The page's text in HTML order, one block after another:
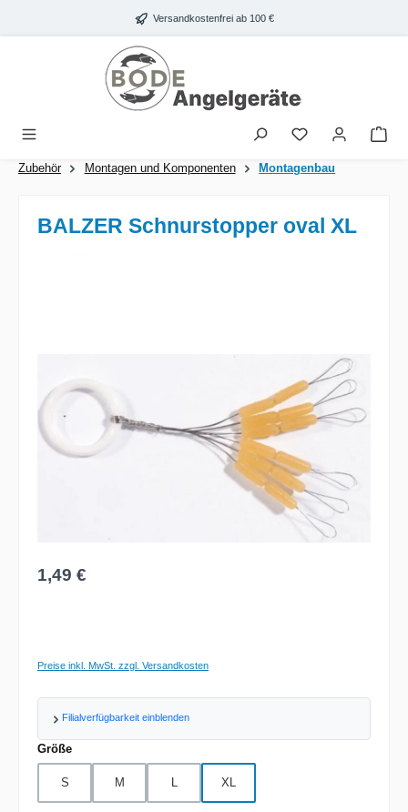
Zum Hauptinhalt springen Versandkostenfrei ab 100 €
Zubehör Montagen und Komponenten Montagenbau
BALZER Schnurstopper oval XL
Regulärer Preis:
1,49 €
Preise inkl. MwSt. zzgl. Versandkosten
Filialverfügbarkeit einblenden
Größeauswählen
S M L XL